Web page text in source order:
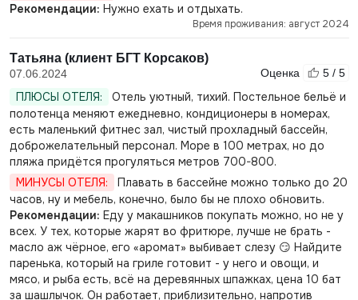
Рекомендации: Нужно ехать и отдыхать.
Время проживания: август 2024
Татьяна (клиент БГТ Корсаков)
07.06.2024 Оценка 5 / 5
ПЛЮСЫ ОТЕЛЯ:
Отель уютный, тихий. Постельное бельё и
полотенца меняют ежедневно, кондиционеры в номерах,
есть маленький фитнес зал, чистый прохладный бассейн,
доброжелательный персонал. Море в 100 метрах, но до
пляжа придётся прогуляться метров 700-800.
МИНУСЫ ОТЕЛЯ:
Плавать в бассейне можно только до 20
часов, ну и мебель, конечно, было бы не плохо обновить.
Рекомендации: Еду у макашников покупать можно, но не у
всех. У тех, которые жарят во фритюре, лучше не брать -
масло аж чёрное, его «аромат» выбивает слезу 😏 Найдите
паренька, который на гриле готовит - у него и овощи, и
мясо, и рыба есть, всё на деревянных шпажках, цена 10 бат
за шашлычок. Он работает, приблизительно, напротив